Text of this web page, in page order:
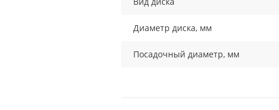
Диаметр диска, мм
Посадочный диаметр, мм